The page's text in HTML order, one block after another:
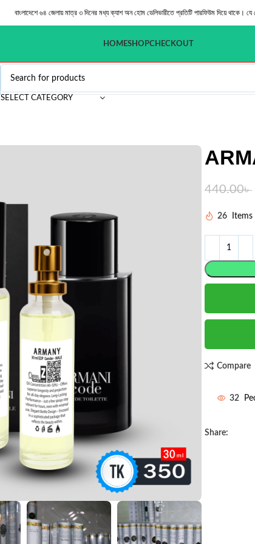
বাংলাদেশে ৬৪ জেলায় মাত্র ৩ দিনের মধ্য ক্যাশ অন হোম ডেলিভারীতে প্রতিটি পারফিউম দিয়ে
HOMESHOPCHECKOUT
SELECT CATEGORY
440.00৳
26
Compare
32
Share: